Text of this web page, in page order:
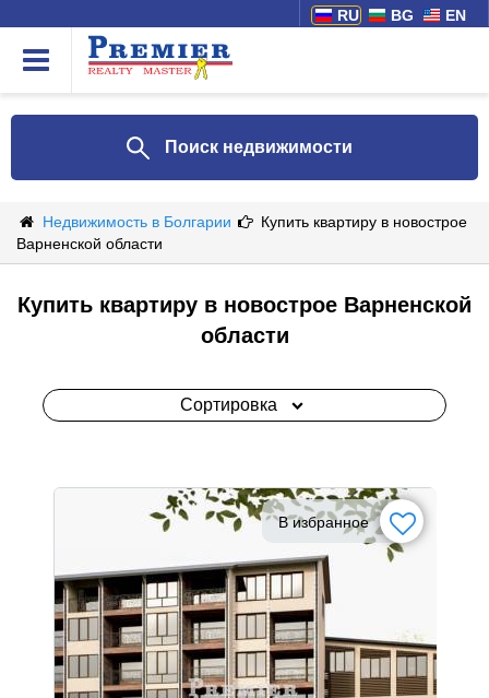
RU BG EN
Поиск недвижимости
Недвижимость в Болгарии
Купить квартиру в новострое
Варненской области
Купить квартиру в новострое Варненской
области
Сортировка
В избранное